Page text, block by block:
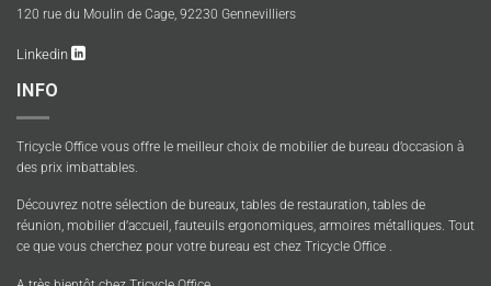
120 rue du Moulin de Cage, 92230 Gennevilliers
Linkedin
INFO
Tricycle Office vous offre le meilleur choix de mobilier de bureau d’occasion à
des prix imbattables.
Découvrez notre sélection de bureaux, tables de restauration, tables de
réunion, mobilier d’accueil, fauteuils ergonomiques, armoires métalliques. Tout
ce que vous cherchez pour votre bureau est chez Tricycle Office .